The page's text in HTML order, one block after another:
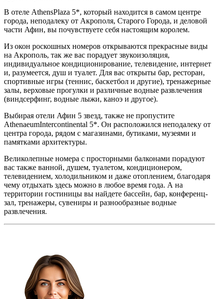
В отеле AthensPlaza 5*, который находится в самом центре
города, неподалеку от Акрополя, Старого Города, и деловой
части Афин, вы почувствуете себя настоящим королем.
Из окон роскошных номеров открываются прекрасные виды
на Акрополь, так же вас порадует звукоизоляция,
индивидуальное кондиционирование, телевидение, интернет
и, разумеется, душ и туалет. Для вас открыты бар, ресторан,
спортивные игры (теннис, баскетбол и другие), тренажерные
залы, верховые прогулки и различные водные развлечения
(виндсерфинг, водные лыжи, каноэ и другое).
Выбирая отели Афин 5 звезд, также не пропустите
AthenaeumIntercontinental 5*. Он расположился неподалеку от
центра города, рядом с магазинами, бутиками, музеями и
памятками архитектуры.
Великолепные номера с просторными балконами порадуют
вас также ванной, душем, туалетом, кондиционером,
телевидением, холодильником и даже отоплением, благодаря
чему отдыхать здесь можно в любое время года. А на
территории гостиницы вы найдете бассейн, бар, конференц-
зал, тренажеры, сувениры и разнообразные водные
развлечения.